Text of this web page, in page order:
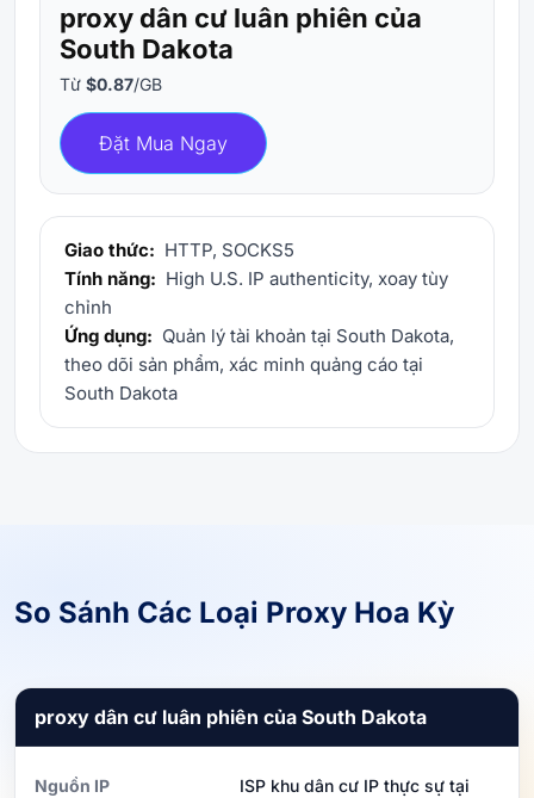
proxy dân cư luân phiên của
South Dakota
Từ $0.87/GB
Đặt Mua Ngay
Giao thức: HTTP, SOCKS5
Tính năng: High U.S. IP authenticity, xoay tùy
chỉnh
Ứng dụng: Quản lý tài khoản tại South Dakota,
theo dõi sản phẩm, xác minh quảng cáo tại
South Dakota
So Sánh Các Loại Proxy Hoa Kỳ
proxy dân cư luân phiên của South Dakota
Nguồn IP
ISP khu dân cư IP thực sự tại